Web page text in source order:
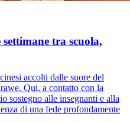
tra scuola,
accolti dalle suore del
Qui, a contatto con la
sostegno alle insegnanti e alla
di una fede profondamente